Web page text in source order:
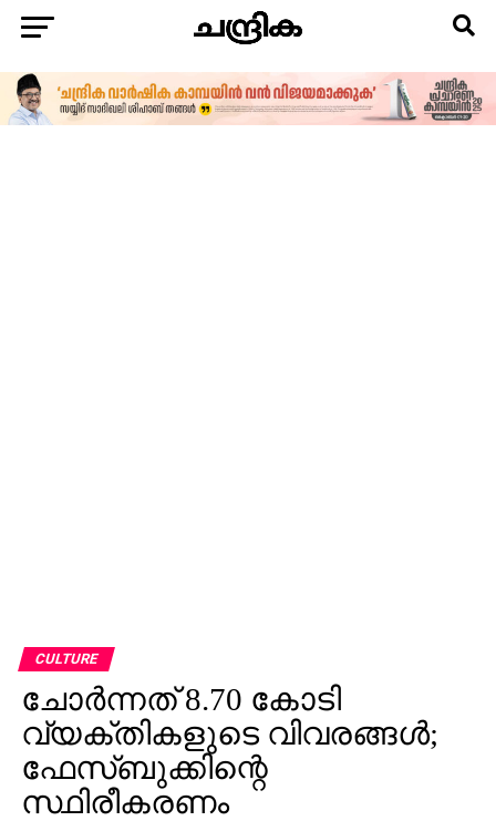
CULTURE
ചോര്‍ന്നത് 8.70 കോടി
വ്യക്തികളുടെ വിവരങ്ങള്‍;
ഫേസ്ബുക്കിന്റെ
സ്ഥിരീകരണം